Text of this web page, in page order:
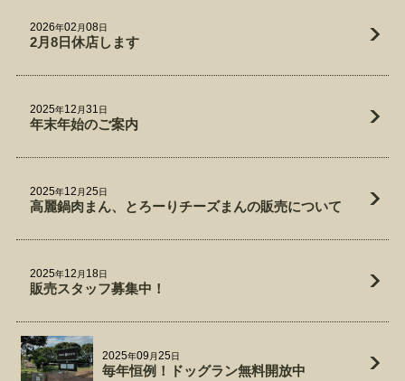
2026年02 月08日
2月8日休店します
2025年12 月31日
年末年始のご案内
2025年12 月25日
高麗鍋肉まん、とろーりチーズまんの販売について
2025年12 月 18日
販売スタッフ募集中！
2025年09 月25日
毎年恒例！ドッグラン無料開放中